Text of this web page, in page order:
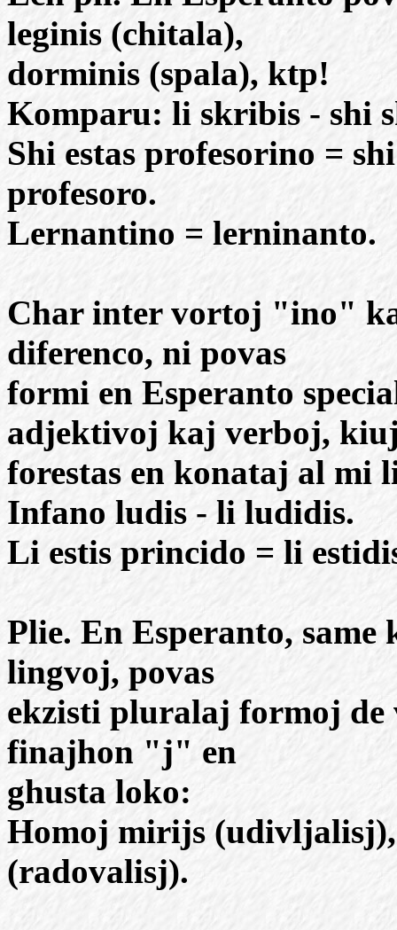
leginis (chitala),
dorminis (spala), ktp!
Komparu: li skribis - shi
Shi estas profesorino =
profesoro.
Lernantino = lerninanto.
Char inter vortoj "ino"
diferenco, ni povas
formi en Esperanto
adjektivoj kaj verboj,
forestas en konataj al mi
Infano ludis - li ludidis.
Li estis princido = li
Plie. En Esperanto,
lingvoj, povas
ekzisti pluralaj formoj de
finajhon "j" en
ghusta loko:
Homoj mirijs
(radovalisj).